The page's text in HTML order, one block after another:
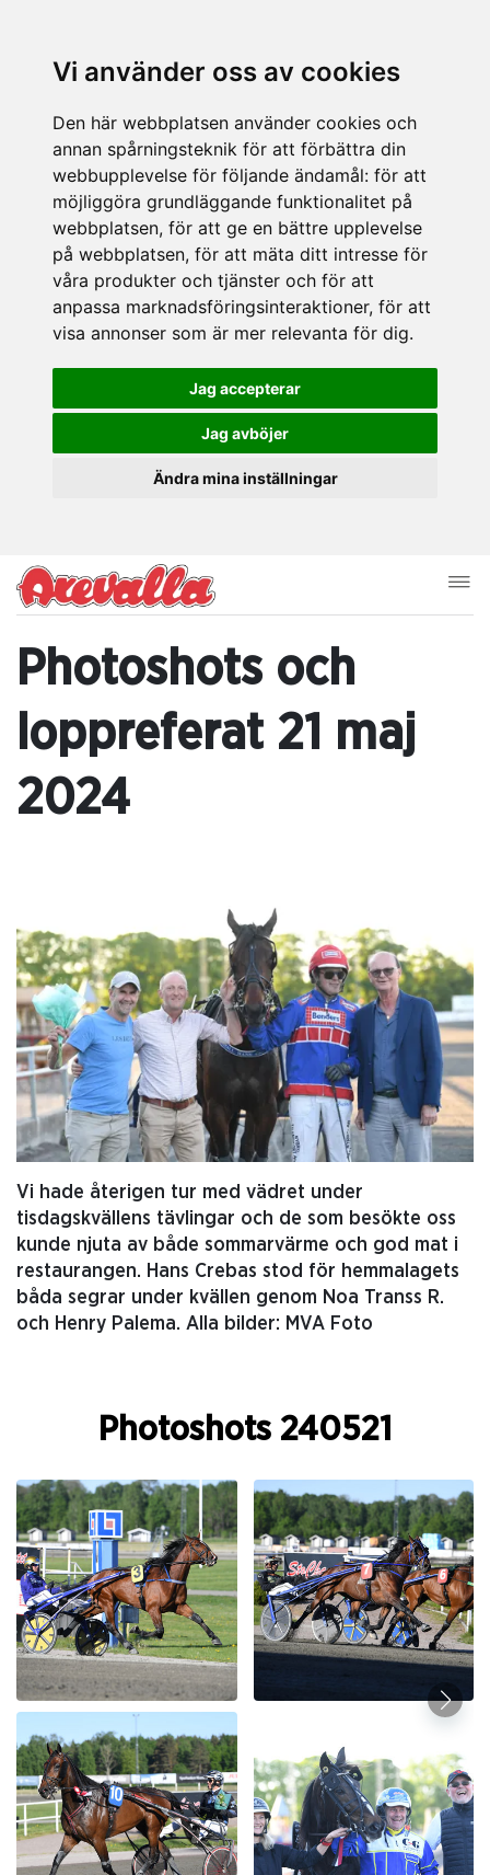
Vi använder oss av cookies
Den här webbplatsen använder cookies och
annan spårningsteknik för att förbättra din
webbupplevelse för följande ändamål: för att
möjliggöra grundläggande funktionalitet på
webbplatsen, för att ge en bättre upplevelse
på webbplatsen, för att mäta ditt intresse för
våra produkter och tjänster och för att
anpassa marknadsföringsinteraktioner, för att
visa annonser som är mer relevanta för dig.
Jag accepterar
Jag avböjer
Ändra mina inställningar
Photoshots och
loppreferat 21 maj
2024
Vi hade återigen tur med vädret under
tisdagskvällens tävlingar och de som besökte oss
kunde njuta av både sommarvärme och god mat i
restaurangen. Hans Crebas stod för hemmalagets
båda segrar under kvällen genom Noa Transs R.
och Henry Palema. Alla bilder: MVA Foto
Photoshots 240521